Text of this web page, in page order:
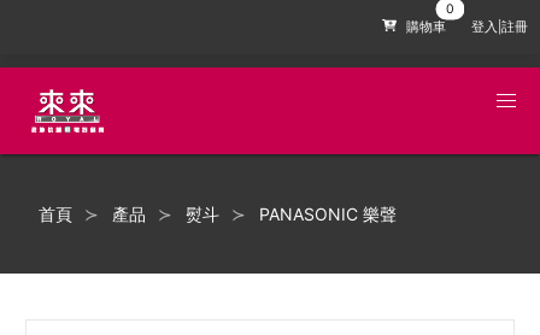
購物車 登入|註冊
首頁 產品 熨斗 PANASONIC 樂聲